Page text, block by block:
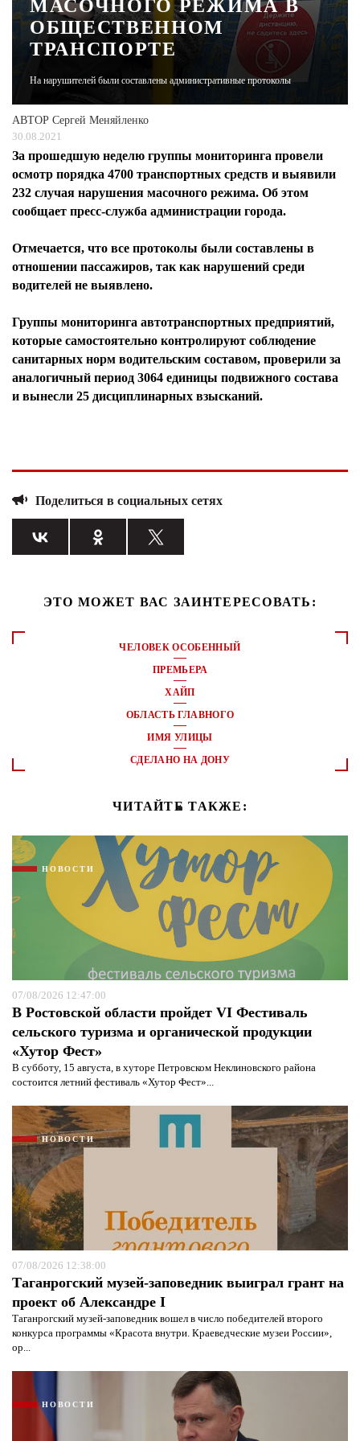
ЖУРНАЛ
МАСОЧНОГО РЕЖИМА В
ОБЩЕСТВЕННОМ
ТРАНСПОРТЕ
На нарушителей были составлены административные протоколы
АВТОР Сергей Меняйленко
30.08.2021
За прошедшую неделю группы мониторинга провели
осмотр порядка 4700 транспортных средств и выявили
232 случая нарушения масочного режима. Об этом
сообщает пресс-служба администрации города.
Отмечается, что все протоколы были составлены в
отношении пассажиров, так как нарушений среди
водителей не выявлено.
Группы мониторинга автотранспортных предприятий,
которые самостоятельно контролируют соблюдение
санитарных норм водительским составом, проверили за
аналогичный период 3064 единицы подвижного состава
и вынесли 25 дисциплинарных взысканий.
Поделиться в социальных сетях
ЭТО МОЖЕТ ВАС ЗАИНТЕРЕСОВАТЬ:
ЧЕЛОВЕК ОСОБЕННЫЙ
ПРЕМЬЕРА
ХАЙП
ОБЛАСТЬ ГЛАВНОГО
ИМЯ УЛИЦЫ
СДЕЛАНО НА ДОНУ
ЧИТАЙТЕ ТАКЖЕ:
НОВОСТИ
07/08/2026 12:47:00
В Ростовской области пройдет VI Фестиваль
сельского туризма и органической продукции
«Хутор Фест»
В субботу, 15 августа, в хуторе Петровском Неклиновского района
состоится летний фестиваль «Хутор Фест»...
НОВОСТИ
07/08/2026 12:38:00
Таганрогский музей-заповедник выиграл грант на
проект об Александре I
Таганрогский музей-заповедник вошел в число победителей второго
конкурса программы «Красота внутри. Краеведческие музеи России»,
ор...
НОВОСТИ